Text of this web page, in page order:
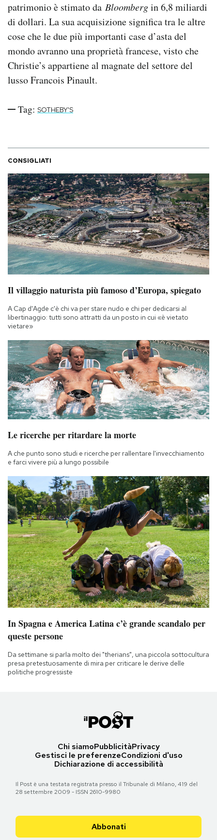
patrimonio è stimato da Bloombergin 6,8 miliardi
di dollari. La sua acquisizione significa tra le altre
cose che le due più importanti case d’asta del
mondo avranno una proprietà francese, visto che
Christie’s appartiene al magnate del settore del
lusso Francois Pinault.
Tag: SOTHEBY'S
CONSIGLIATI
Il villaggio naturista più famoso d’Europa, spiegato
A Cap d'Agde c'è chi va per stare nudo e chi per dedicarsi al
libertinaggio: tutti sono attratti da un posto in cui «è vietato
vietare»
Le ricerche per ritardare la morte
A che punto sono studi e ricerche per rallentare l'invecchiamento
e farci vivere più a lungo possibile
In Spagna e America Latina c’è grande scandalo per
queste persone
Da settimane si parla molto dei "therians", una piccola sottocultura
presa pretestuosamente di mira per criticare le derive delle
politiche progressiste
Chi siamoPubblicitàPrivacy
Gestisci le preferenzeCondizioni d'uso
Dichiarazione di accessibilità
Il Post è una testata registrata presso il Tribunale di Milano, 419 del
28 settembre 2009 - ISSN 2610-9980
Abbonati